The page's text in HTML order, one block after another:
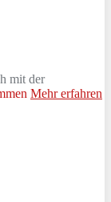
mit der
Mehr erfahren